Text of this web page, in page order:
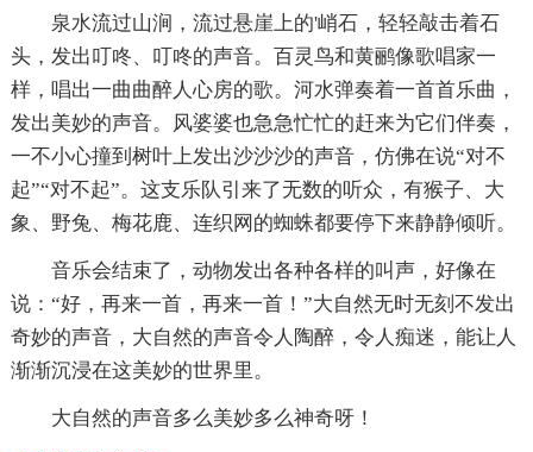
泉水流过山涧，流过悬崖上的'峭石，轻轻敲击着石
头，发出叮咚、叮咚的声音。百灵鸟和黄鹂像歌唱家一
样，唱出一曲曲醉人心房的歌。河水弹奏着一首首乐曲，
发出美妙的声音。风婆婆也急急忙忙的赶来为它们伴奏，
一不小心撞到树叶上发出沙沙沙的声音，仿佛在说“对不
起”“对不起”。这支乐队引来了无数的听众，有猴子、大
象、野兔、梅花鹿、连织网的蜘蛛都要停下来静静倾听。
音乐会结束了，动物发出各种各样的叫声，好像在
说：“好，再来一首，再来一首！”大自然无时无刻不发出
奇妙的声音，大自然的声音令人陶醉，令人痴迷，能让人
渐渐沉浸在这美妙的世界里。
大自然的声音多么美妙多么神奇呀！